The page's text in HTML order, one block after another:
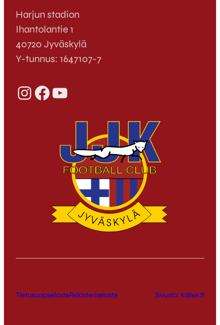
Harjun stadion
Ihantolantie 1
40720 Jyväskylä
Y-tunnus: 1647107-7
InstagramFacebook YouTube
TietosuojaselosteRekisteriseloste Sivusto: kallek.fi